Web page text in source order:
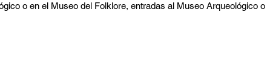
o en el Museo del Folklore, entradas al Museo Arqueológico o